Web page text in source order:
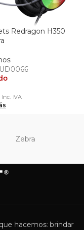
Redragon H350
Inc. IVA
Zebra
hacemos: brindar